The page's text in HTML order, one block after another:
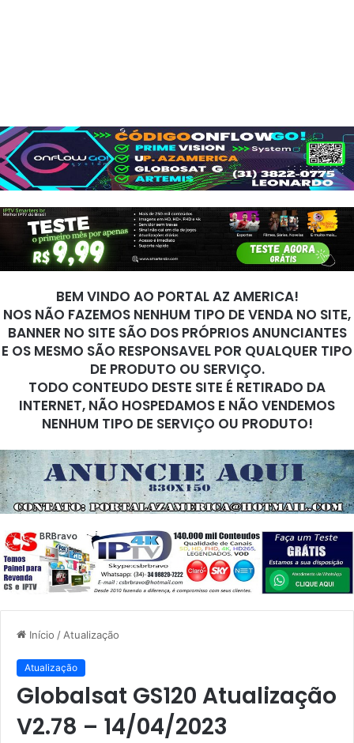
BEM VINDO AO PORTAL AZ AMERICA!
NOS NÃO FAZEMOS NENHUM TIPO DE VENDA NO SITE,
BANNER NO SITE SÃO DOS PRÓPRIOS ANUNCIANTES
E OS MESMO SÃO RESPONSAVEL POR QUALQUER TIPO
DE PRODUTO OU SERVIÇO.
TODO CONTEUDO DESTE SITE É RETIRADO DA
INTERNET, NÃO HOSPEDAMOS E NÃO VENDEMOS
NENHUM TIPO DE SERVIÇO OU PRODUTO!
Início / Atualização
Atualização
Globalsat GS120 Atualização
V2.78 – 14/04/2023